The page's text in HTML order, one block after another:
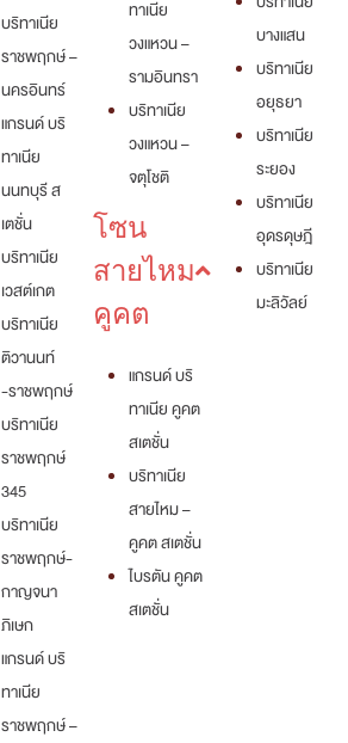
บริทาเนีย
ราชพฤกษ์ –
นครอินทร์
แกรนด์ บริ
ทาเนีย
นนทบุรี ส
เตชั่น
บริทาเนีย
เวสต์เกต
บริทาเนีย
ติวานนท์
-ราชพฤกษ์
บริทาเนีย
ราชพฤกษ์
345
บริทาเนีย
ราชพฤกษ์-
กาญจนา
ภิเษก
แกรนด์ บริ
ทาเนีย
ราชพฤกษ์ –
ทาเนีย
วงแหวน –
รามอินทรา
บริทาเนีย
วงแหวน –
จตุโชติ
โซน
สายไหม
คูคต
แกรนด์ บริ
ทาเนีย คูคต
สเตชั่น
บริทาเนีย
สายไหม –
คูคต สเตชั่น
ไบรตัน คูคต
สเตชั่น
บางแสน
บริทาเนีย
อยุธยา
บริทาเนีย
ระยอง
บริทาเนีย
อุดรดุษฎี
บริทาเนีย
มะลิวัลย์